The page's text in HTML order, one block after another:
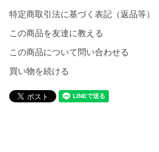
特定商取引法に基づく表記（返品等）
この商品を友達に教える
この商品について問い合わせる
買い物を続ける